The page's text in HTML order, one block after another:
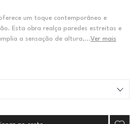
um toque contemporâneo e
Esta obra realça paredes estreitas e
a sensação de altura,...Ver mais